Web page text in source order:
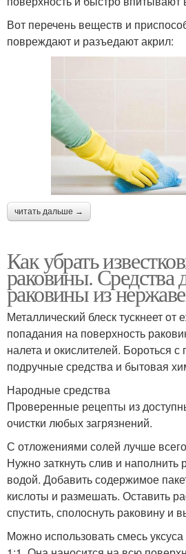
Вот перечень веществ и
повреждают и разъедают акрил:
читать дальше →
Как убрать
раковины. Средства
раковины из
Металлический блеск тускнеет от
попадания на поверхность
налета и окислителей. Бороться
подручные средства и бытовая
Народные средства
Проверенные рецепты из
очистки любых загрязнений.
С отложениями солей лучше
Нужно заткнуть слив и наполнить
водой. Добавить содержимое
кислоты и размешать. Оставить
спустить, сполоснуть раковину и
Можно использовать смесь